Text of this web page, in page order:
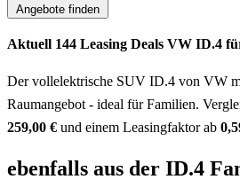
Angebote finden
Aktuell 144 Leasing Deals VW ID.4
Der vollelektrische SUV ID.4 von VW
Raumangebot - ideal für Familien.
259,00 € und einem Leasingfaktor ab
ebenfalls aus der ID.4